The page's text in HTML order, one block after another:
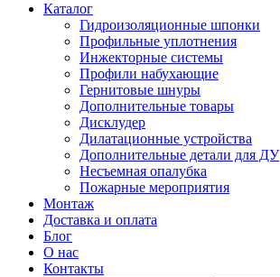
Каталог
Гидроизоляционные шпонки
Профильные уплотнения
Инжекторные системы
Профили набухающие
Гернитовые шнуры
Дополнительные товары
Дисклудер
Дилатационные устройства
Дополнительные детали для ДУ
Несъемная опалубка
Пожарные мероприятия
Монтаж
Доставка и оплата
Блог
О нас
Контакты